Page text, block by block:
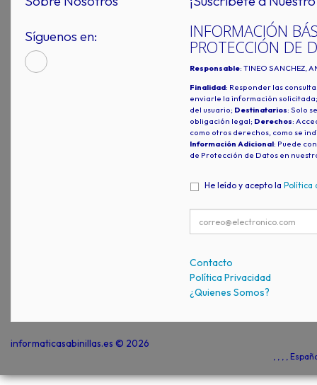
Síguenos en: INFORMACIÓN
PROTECCIÓN DE
Responsable: TINEO SANCHEZ,
Finalidad: Responder las
enviarle la información
del usuario; Destinatarios: Solo
obligación legal; Derechos:
como otros derechos, como se
Información Adicional: Puede
de Protección de Datos en
He leído y acepto la Política
Contacto
Política Privacidad
¿Quienes Somos?
informaticasabinillas.es © 2026
, , , ,